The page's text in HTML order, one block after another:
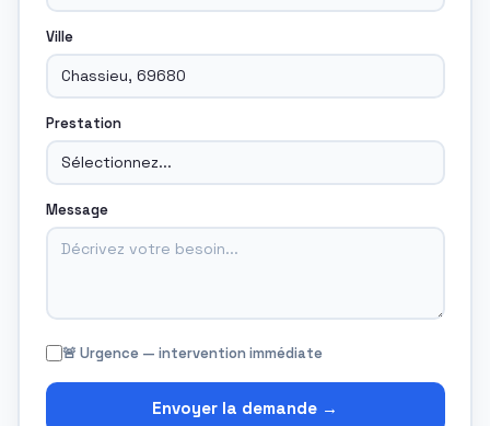
Ville
Prestation
Message
🚨 Urgence — intervention immédiate
Envoyer la demande →